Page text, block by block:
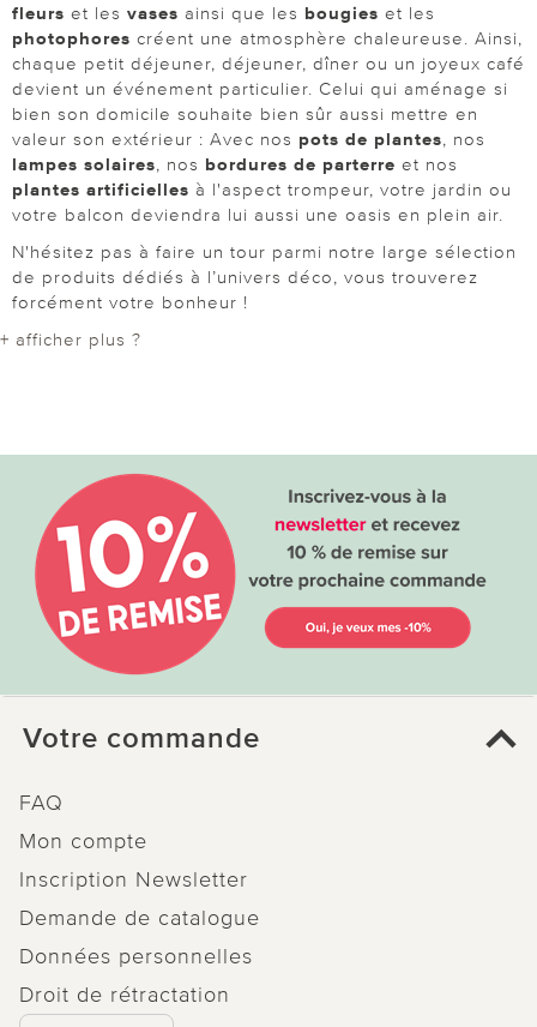
fleurs et les vases ainsi que les bougies et les
photophores créent une atmosphère chaleureuse. Ainsi,
chaque petit déjeuner, déjeuner, dîner ou un joyeux café
devient un événement particulier. Celui qui aménage si
bien son domicile souhaite bien sûr aussi mettre en
valeur son extérieur : Avec nos pots de plantes, nos
lampes solaires, nos bordures de parterre et nos
plantes artificielles à l'aspect trompeur, votre jardin ou
votre balcon deviendra lui aussi une oasis en plein air.
N'hésitez pas à faire un tour parmi notre large sélection
de produits dédiés à l’univers déco, vous trouverez
forcément votre bonheur !
+ afficher plus ?
Votre commande
FAQ
Mon compte
Inscription Newsletter
Demande de catalogue
Données personnelles
Droit de rétractation